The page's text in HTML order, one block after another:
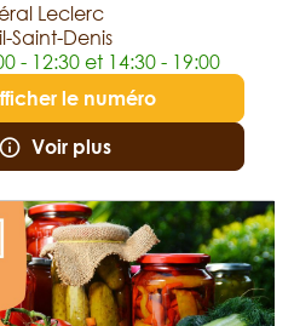
Leclerc
Saint-Denis
- 12:30 et 14:30 - 19:00
le numéro
Voir plus